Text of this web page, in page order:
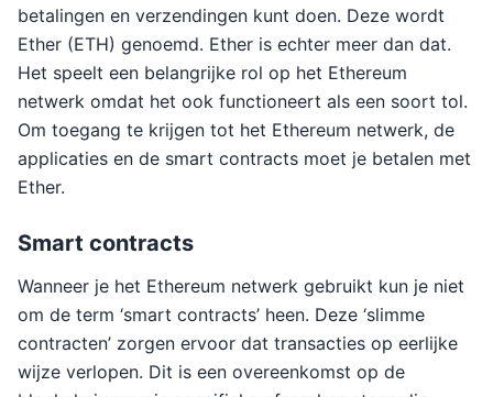
betalingen en verzendingen kunt doen. Deze wordt
Ether (ETH) genoemd. Ether is echter meer dan dat.
Het speelt een belangrijke rol op het Ethereum
netwerk omdat het ook functioneert als een soort tol.
Om toegang te krijgen tot het Ethereum netwerk, de
applicaties en de smart contracts moet je betalen met
Ether.
Smart contracts
Wanneer je het Ethereum netwerk gebruikt kun je niet
om de term ‘smart contracts’ heen. Deze ‘slimme
contracten’ zorgen ervoor dat transacties op eerlijke
wijze verlopen. Dit is een overeenkomst op de